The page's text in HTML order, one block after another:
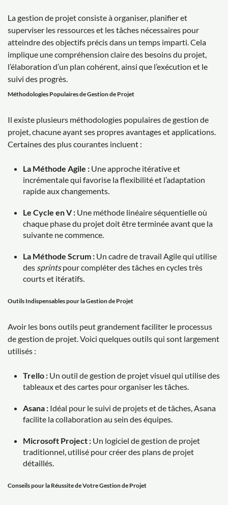
La gestion de projet consiste à organiser, planifier et
superviser les ressources et les tâches nécessaires pour
atteindre des objectifs précis dans un temps imparti. Cela
implique une compréhension claire des besoins du projet,
l’élaboration d’un plan cohérent, ainsi que l’exécution et le
suivi des progrès.
Méthodologies Populaires de Gestion de Projet
Il existe plusieurs méthodologies populaires de gestion de
projet, chacune ayant ses propres avantages et applications.
Certaines des plus courantes incluent :
La Méthode Agile : Une approche itérative et
incrémentale qui favorise la flexibilité et l’adaptation
rapide aux changements.
Le Cycle en V : Une méthode linéaire séquentielle où
chaque phase du projet doit être terminée avant que la
suivante ne commence.
La Méthode Scrum : Un cadre de travail Agile qui utilise
des sprintspour compléter des tâches en cycles très
courts et itératifs.
Outils Indispensables pour la Gestion de Projet
Avoir les bons outils peut grandement faciliter le processus
de gestion de projet. Voici quelques outils qui sont largement
utilisés :
Trello : Un outil de gestion de projet visuel qui utilise des
tableaux et des cartes pour organiser les tâches.
Asana : Idéal pour le suivi de projets et de tâches, Asana
facilite la collaboration au sein des équipes.
Microsoft Project : Un logiciel de gestion de projet
traditionnel, utilisé pour créer des plans de projet
détaillés.
Conseils pour la Réussite de Votre Gestion de Projet